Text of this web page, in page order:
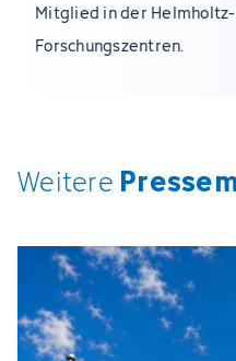
Mitglied in der
Forschungszentren.
Weitere